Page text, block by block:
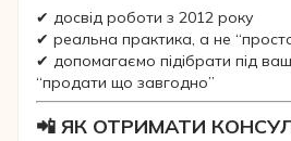
✔ досвід роботи з 2012 року
✔ реальна практика, а не
✔ допомагаємо підібрати під
“продати що завгодно”
📲 ЯК ОТРИМАТИ